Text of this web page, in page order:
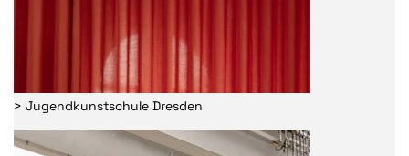
> Jugendkunstschule Dresden